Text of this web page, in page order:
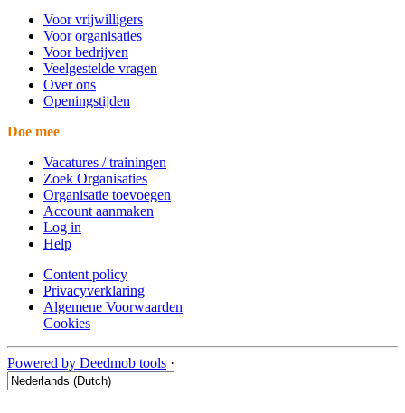
Voor vrijwilligers
Voor organisaties
Voor bedrijven
Veelgestelde vragen
Over ons
Openingstijden
Doe mee
Vacatures / trainingen
Zoek Organisaties
Organisatie toevoegen
Account aanmaken
Log in
Help
Content policy
Privacyverklaring
Algemene Voorwaarden
Cookies
Powered by Deedmob tools ·